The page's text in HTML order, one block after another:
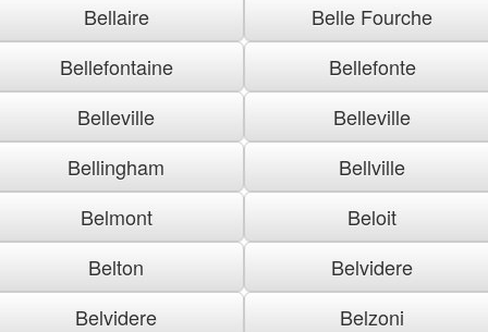
Bellaire
Belle Fourche
Bellefontaine
Bellefonte
Belleville
Belleville
Bellingham
Bellville
Belmont
Beloit
Belton
Belvidere
Belvidere
Belzoni